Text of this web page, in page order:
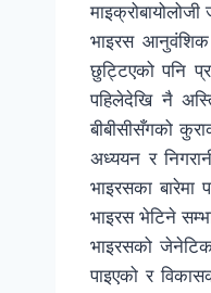
भाइरस
छुट्टिएको पनि
पहिलेदेखि नै
बीबीसीसँगको
अध्ययन र
भाइरसका
भाइरस भेटिने
भाइरसको
पाइएको र